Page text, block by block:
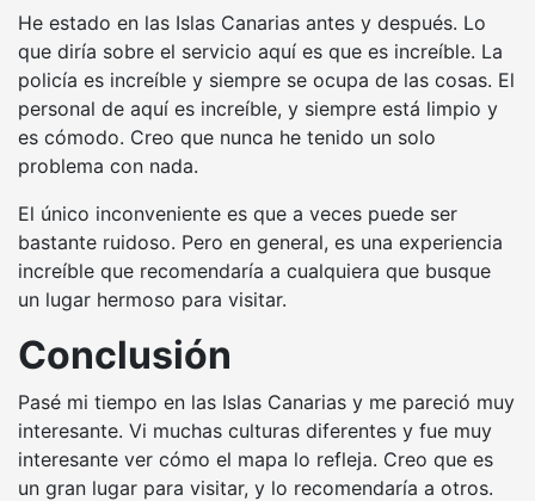
He estado en las Islas Canarias antes y después. Lo
que diría sobre el servicio aquí es que es increíble. La
policía es increíble y siempre se ocupa de las cosas. El
personal de aquí es increíble, y siempre está limpio y
es cómodo. Creo que nunca he tenido un solo
problema con nada.
El único inconveniente es que a veces puede ser
bastante ruidoso. Pero en general, es una experiencia
increíble que recomendaría a cualquiera que busque
un lugar hermoso para visitar.
Conclusión
Pasé mi tiempo en las Islas Canarias y me pareció muy
interesante. Vi muchas culturas diferentes y fue muy
interesante ver cómo el mapa lo refleja. Creo que es
un gran lugar para visitar, y lo recomendaría a otros.